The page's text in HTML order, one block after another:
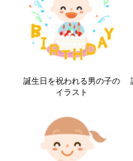
誕生日を祝われる男の子の
イラスト